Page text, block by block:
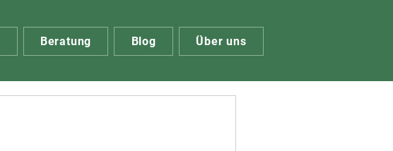
Beratung Blog Über uns